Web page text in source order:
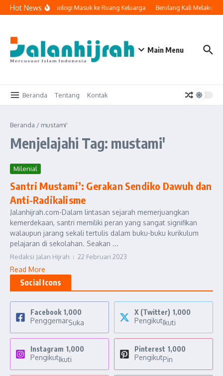
Lewati ke konten
Hot NewsKetika Teknologi Masuk ke Ruang Keluarga Berulang Kali
Main Menu
Beranda Tentang Kontak
Beranda / mustami'
Menjelajahi Tag: mustami'
Milenial
Santri Mustami’: Gerakan Sendiko Dawuh dan
Anti-Radikalisme
Jalanhijrah.com-Dalam lintasan sejarah memerjuangkan
kemerdekaan, santri memiliki peran yang sangat signifikan
walaupun jarang sekali tertulis dalam buku-buku kurikulum
pelajaran di sekolahan. Seakan ...
Redaksi Jalan Hijrah 22 Februari 2023
Read More
Social Icons
Facebook 1,000
PenggemarSuka
X (Twitter) 1,000
PengikutIkuti
Instagram 1,000
PengikutIkuti
Pinterest 1,000
PengikutPin